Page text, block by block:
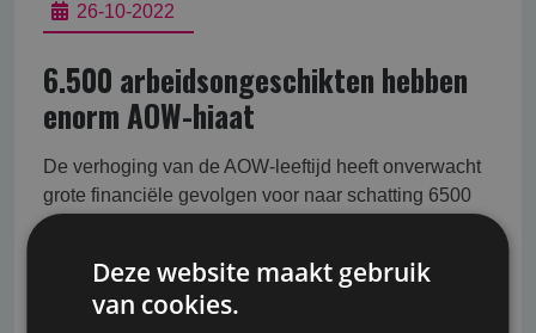
26-10-2022
6.500 arbeidsongeschikten hebben
enorm AOW-hiaat
De verhoging van de AOW-leeftijd heeft onverwacht
grote financiële gevolgen voor naar schatting 6500
arbeidsongeschikten. Hun
uitkeren op 65-jarige leeftijd, waardoor ze geen
inkomen hebben tot aan hun AOW-leeftijd. <br /> <br
Deze website maakt gebruik
van cookies.